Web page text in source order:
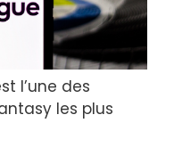
l’une des
les plus